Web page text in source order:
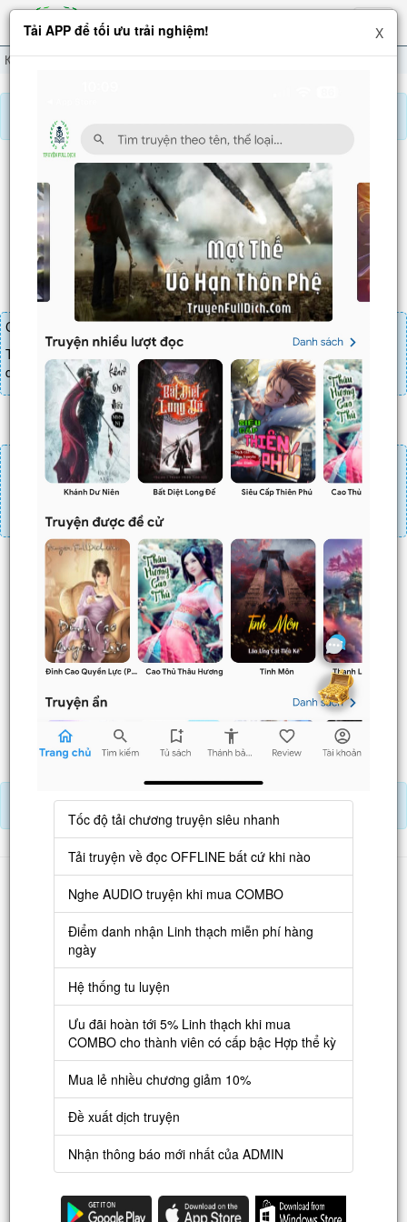
Hiện
menu
Kiếm Đạo Đệ Nhất Tiên Chương 360
KIẾM ĐẠO ĐỆ NHẤT TIÊN
Chương 360: Cầm hồn pháp nhãn (1)
Chương truyện cần 20 LT để mua.
Truyện mua lẻ thì cứ Giá chương x Số chương, mua combo thì đến
danh sách combo tìm giá
Đăng nhập Nạp linh thạch
Mua 4 chương chỉ có tác dụng tiết kiệm thời gian.
Mua 4 chương thì 3 chương sau sẽ không phải ấn mua.
Ví dụ bạn đang ở chương 100 và mua 4 chương thìchương
101,102,103 sẽ không phải ấn mua.
Sau
Nạp Lịch Thạch
Danh sách
Truyện mới
Truyện Hot
Truyện Full
Truyện Dịch Miễn Phí
Thao tác
Đăng ký tài khoản
Danh sách combo
Nguời dùng
Lưu ý trên web
Tải APP để tối ưu trải nghiệm! X
Tốc độ tải chương truyện siêu nhanh
Tải truyện về đọc OFFLINE bất cứ khi nào
Nghe AUDIO truyện khi mua COMBO
Điểm danh nhận Linh thạch miễn phí hàng
ngày
Hệ thống tu luyện
Ưu đãi hoàn tới 5% Linh thạch khi mua
COMBO cho thành viên có cấp bậc Hợp thể kỳ
Mua lẻ nhiều chương giảm 10%
Đề xuất dịch truyện
Nhận thông báo mới nhất của ADMIN